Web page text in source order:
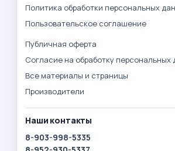
Политика обработки персональных
Пользовательское соглашение
Публичная оферта
Согласие на обработку персональных
Все материалы и страницы
Производители
Наши контакты
8-903-998-5335